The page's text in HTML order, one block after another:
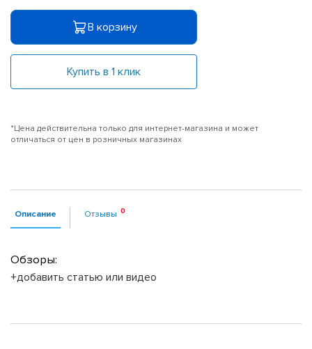
В корзину
Купить в 1 клик
*Цена действительна только для интернет-магазина и может
отличаться от цен в розничных магазинах
Описание Отзывы
Обзоры:
+добавить статью или видео